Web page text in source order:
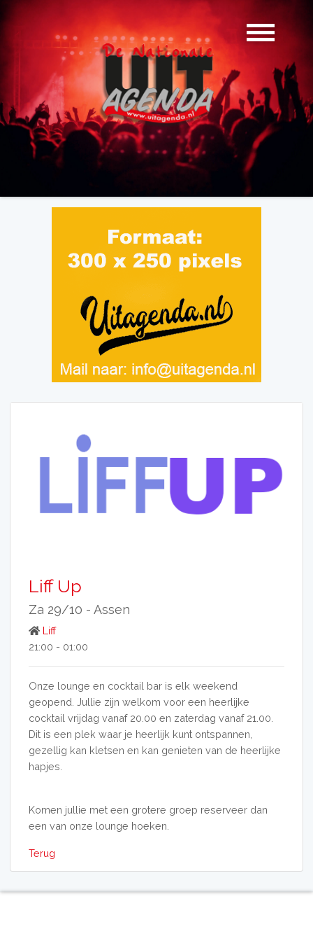
Liff Up
Za 29/10 - Assen
Liff
21:00 - 01:00
Onze lounge en cocktail bar is elk weekend
geopend. Jullie zijn welkom voor een heerlijke
cocktail vrijdag vanaf 20.00 en zaterdag vanaf 21.00.
Dit is een plek waar je heerlijk kunt ontspannen,
gezellig kan kletsen en kan genieten van de heerlijke
hapjes.
Komen jullie met een grotere groep reserveer dan
een van onze lounge hoeken.
Terug